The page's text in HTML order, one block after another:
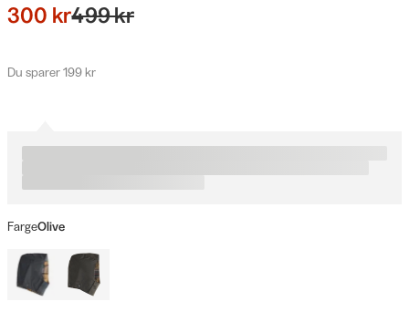
300 kr499 kr
Du sparer 199 kr
FargeOlive